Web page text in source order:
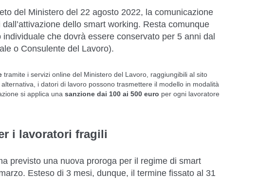
del Ministero del 22 agosto 2022, la comunicazione
dall’attivazione dello smart working. Resta comunque
che dovrà essere conservato per 5 anni dal
o Consulente del Lavoro).
tramite i servizi online del Ministero del Lavoro, raggiungibili al sito
i datori di lavoro possono trasmettere il modello in modalità
si applica una sanzione dai 100 ai 500 euro per ogni lavoratore
i lavoratori fragili
previsto una nuova proroga per il regime di smart
Esteso di 3 mesi, dunque, il termine fissato al 31